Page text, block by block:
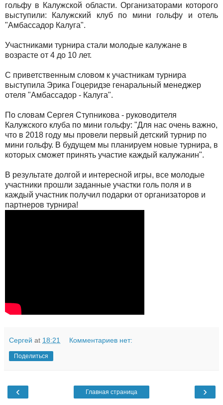
гольфу в Калужской области. Организаторами которого
выступили: Калужский клуб по мини гольфу и отель
"Амбассадор Калуга".
Участниками турнира стали молодые калужане в
возрасте от 4 до 10 лет.
С приветственным словом к участникам турнира
выступила Эрика Гоцеридзе генаральный менеджер
отеля "Амбассадор - Калуга".
По словам Сергея Ступникова - руководителя
Калужского клуба по мини гольфу: "Для нас очень важно,
что в 2018 году мы провели первый детский турнир по
мини гольфу. В будущем мы планируем новые турнира, в
которых сможет принять участие каждый калужанин".
В результате долгой и интересной игры, все молодые
участники прошли заданные участки голь поля и в
каждый участник получил подарки от организаторов и
партнеров турнира!
Сергей at 18:21 Комментариев нет:
Поделиться
‹ ›
Главная страница